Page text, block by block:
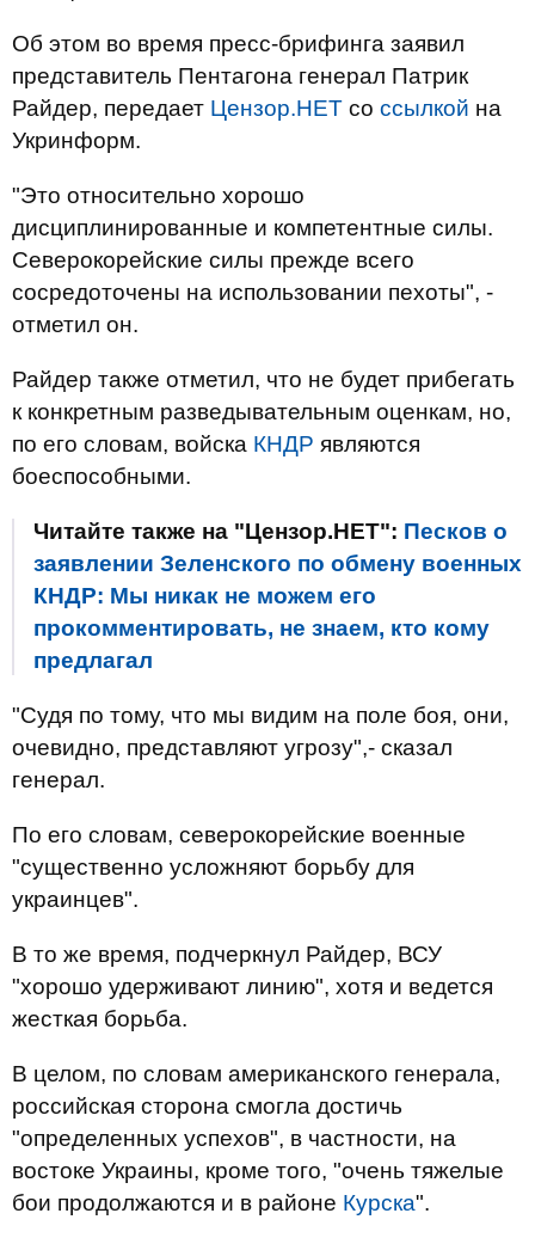
Об этом во время пресс-брифинга заявил
представитель Пентагона генерал Патрик
Райдер, передает Цензор.НЕТ со ссылкой на
Укринформ.
"Это относительно хорошо
дисциплинированные и компетентные силы.
Северокорейские силы прежде всего
сосредоточены на использовании пехоты", -
отметил он.
Райдер также отметил, что не будет прибегать
к конкретным разведывательным оценкам, но,
по его словам, войска КНДР являются
боеспособными.
Читайте также на "Цензор.НЕТ": Песков о
заявлении Зеленского по обмену военных
КНДР: Мы никак не можем его
прокомментировать, не знаем, кто кому
предлагал
"Судя по тому, что мы видим на поле боя, они,
очевидно, представляют угрозу",- сказал
генерал.
По его словам, северокорейские военные
"существенно усложняют борьбу для
украинцев".
В то же время, подчеркнул Райдер, ВСУ
"хорошо удерживают линию", хотя и ведется
жесткая борьба.
В целом, по словам американского генерала,
российская сторона смогла достичь
"определенных успехов", в частности, на
востоке Украины, кроме того, "очень тяжелые
бои продолжаются и в районе Курска".